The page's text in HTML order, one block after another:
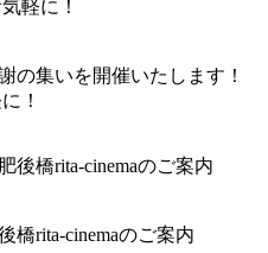
の集いを開催いたします！
！
橋rita-cinemaのご案内